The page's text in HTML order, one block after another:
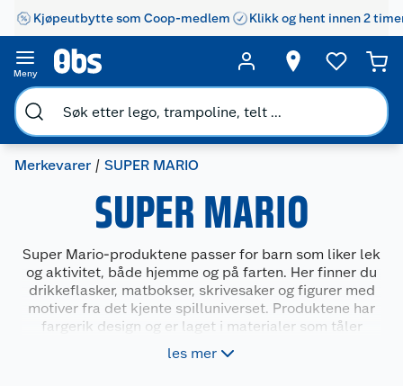
Kjøpeutbytte som Coop-medlem Klikk og hent innen 2
Meny
Merkevarer SUPER MARIO
SUPER MARIO
Super Mario-produktene passer for barn som liker lek
og aktivitet, både hjemme og på farten. Her finner du
drikkeflasker, matbokser, skrivesaker og figurer med
motiver fra det kjente spilluniverset. Produktene har
fargerik design og er laget i materialer som tåler
hverdagsbruk. De gir barna noe kjent og morsomt i
sekken, på skrivebordet eller i lekekassen, og gjør
les mer